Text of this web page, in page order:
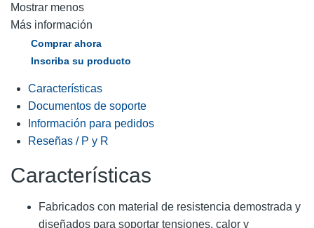
Mostrar menos
Más información
Comprar ahora
Inscriba su producto
Características
Documentos de soporte
Información para pedidos
Reseñas / P y R
Características
Fabricados con material de resistencia demostrada y
diseñados para soportar tensiones, calor y